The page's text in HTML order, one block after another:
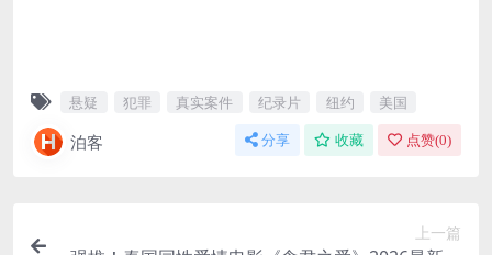
悬疑 犯罪 真实案件 纪录片 纽约 美国
泊客 分享 收藏 点赞(0)
上一篇